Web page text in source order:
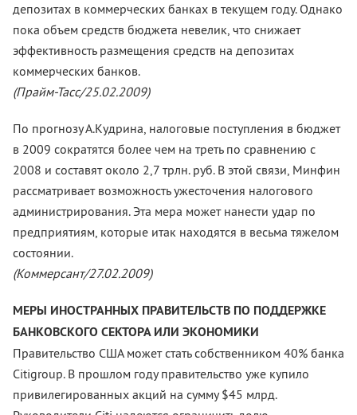
депозитах в коммерческих банках в текущем году. Однако
пока объем средств бюджета невелик, что снижает
эффективность размещения средств на депозитах
коммерческих банков.
(Прайм-Тасс/25.02.2009)
По прогнозу А.Кудрина, налоговые поступления в бюджет
в 2009 сократятся более чем на треть по сравнению с
2008 и составят около 2,7 трлн. руб. В этой связи, Минфин
рассматривает возможность ужесточения налогового
администрирования. Эта мера может нанести удар по
предприятиям, которые итак находятся в весьма тяжелом
(Коммерсант/27.02.2009)
МЕРЫ ИНОСТРАННЫХ ПРАВИТЕЛЬСТВ ПО ПОДДЕРЖКЕ
БАНКОВСКОГО СЕКТОРА ИЛИ ЭКОНОМИКИ
Правительство США может стать собственником 40% банка
Citigroup. В прошлом году правительство уже купило
привилегированных акций на сумму $45 млрд.